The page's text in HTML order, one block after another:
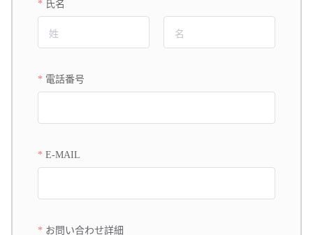
氏名
電話番号
E-MAIL
お問い合わせ詳細